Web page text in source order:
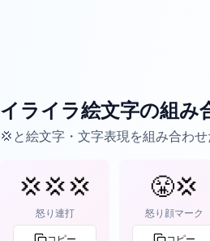
イライラ絵文字の組み
💢と絵文字・文字表現を組み合わせ
💢💢💢
怒り連打
😤💢
怒り顔マーク